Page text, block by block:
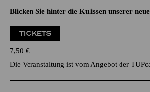
Blicken Sie hinter die Kulissen unserer
TICKETS
7,50 €
Die Veranstaltung ist vom Angebot der